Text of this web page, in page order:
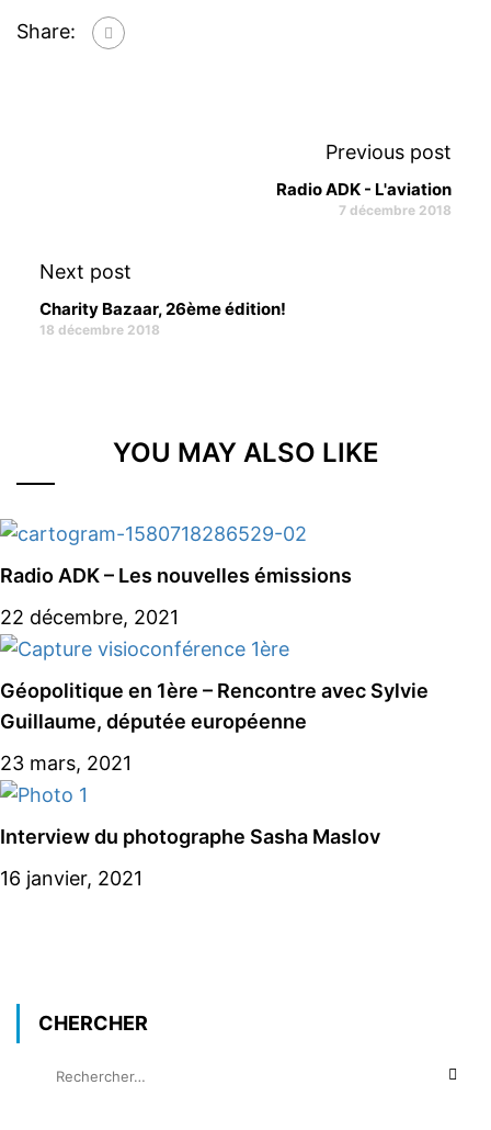
Share:
Previous post
Radio ADK - L'aviation
7 décembre 2018
Next post
Charity Bazaar, 26ème édition!
18 décembre 2018
YOU MAY ALSO LIKE
Radio ADK – Les nouvelles émissions
22 décembre, 2021
Géopolitique en 1ère – Rencontre avec Sylvie
Guillaume, députée européenne
23 mars, 2021
Interview du photographe Sasha Maslov
16 janvier, 2021
CHERCHER